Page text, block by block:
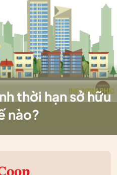
thời hạn sở hữu
nào?